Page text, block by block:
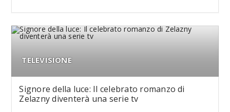
TELEVISIONE
Signore della luce: Il celebrato romanzo di
Zelazny diventerà una serie tv